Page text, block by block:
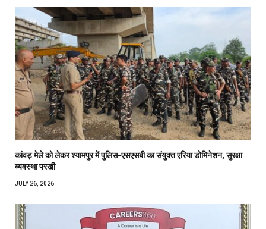
कांवड़ मेले को लेकर श्यामपुर में पुलिस-एसएसबी का संयुक्त एरिया डोमिनेशन, सुरक्षा
व्यवस्था परखी
JULY 26, 2026